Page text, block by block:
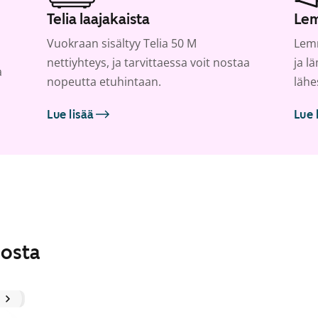
Telia laajakaista
Vuokraan sisältyy Telia 50 M
nettiyhteys, ja tarvittaessa voit nostaa
nopeutta etuhintaan.
Lue lisää
ja
Lue